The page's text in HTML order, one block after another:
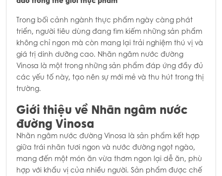
Trong bối cảnh ngành thực phẩm ngày càng phát
triển, người tiêu dùng đang tìm kiếm những sản phẩm
không chỉ ngon mà còn mang lại trải nghiệm thú vị và
giá trị dinh dưỡng cao. Nhãn ngâm nước đường
Vinosa là một trong những sản phẩm đáp ứng đầy đủ
các yếu tố này, tạo nên sự mới mẻ và thu hút trong thị
trường.
Giới thiệu về Nhãn ngâm nước
đường Vinosa
Nhãn ngâm nước đường Vinosa là sản phẩm kết hợp
giữa trái nhãn tươi ngon và nước đường ngọt ngào,
mang đến một món ăn vừa thơm ngon lại dễ ăn, phù
hợp với khẩu vị của nhiều người. Sản phẩm được chế